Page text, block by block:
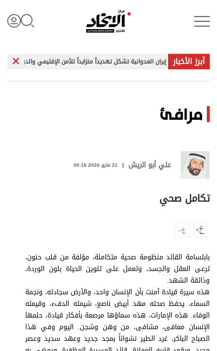
الأخبار العالمية
اقتصاد
الرياضة
الترفيه
التعليم والمعرفة
الذكاء الاصطناعي
تغطيات
فيديو
أبرز الأخبار
هجمات إيران العدوانية تشكل تهديداً متزايداً للأمن الإقليمي والدولي
مرافئ
علي أبو الريش 21 مايو 2026 00:16
تكامل صحي
بابتسامة القائد منظومة صحية متكاملة، مؤلفة من قلب حنون،
ترعى العقل والجسد، وتعمل على تلوين الحياة بلون الوردة،
وذائقة الشهد.
هذه سيرة قيادة آمنت بأن الإنسان واحد، والأرض سجادته، ونجمة
السماء، يحفظ صحته مهد أبيض ناصع، شيمته الدفء، وقيمته
الوفاء. هذه الإمارات، هذه سماؤها مرصعة بأفكار قيادة، حلمها
الإنسان معافى، مشافى، من وهن وشجن. اليوم وفي هذا
الصباح الباكر، غرد الطير نشواناً بمجد جديد وعهد سديد وعصر